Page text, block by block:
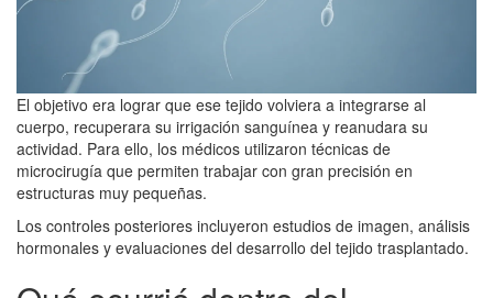
El objetivo era lograr que ese tejido volviera a integrarse al
cuerpo, recuperara su irrigación sanguínea y reanudara su
actividad. Para ello, los médicos utilizaron técnicas de
microcirugía que permiten trabajar con gran precisión en
estructuras muy pequeñas.
Los controles posteriores incluyeron estudios de imagen, análisis
hormonales y evaluaciones del desarrollo del tejido trasplantado.